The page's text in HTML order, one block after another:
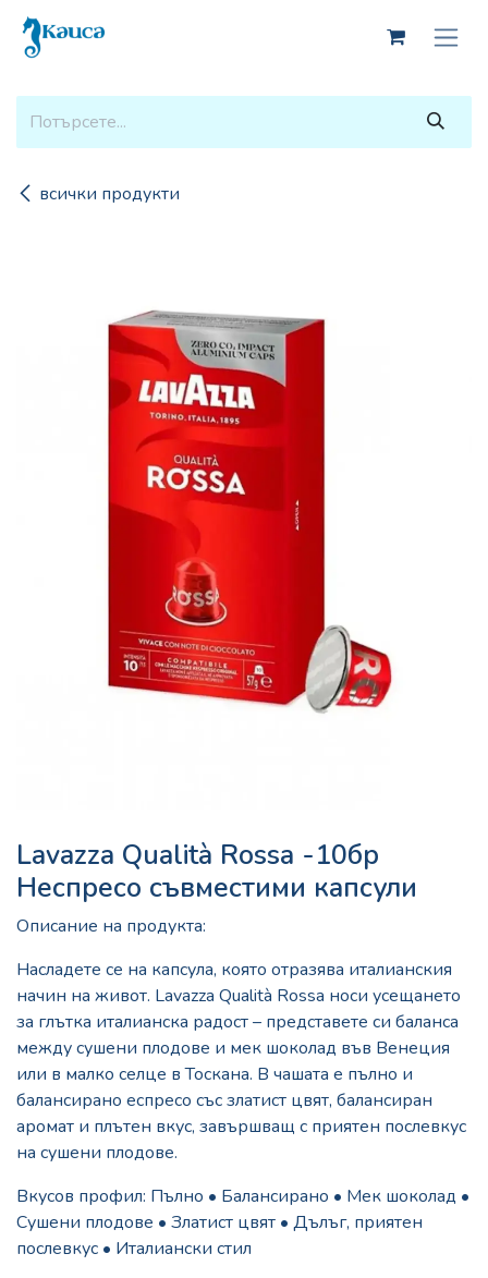
Skip to Content
всички продукти
Lavazza Qualità Rossa -10бр
Неспресо съвместими капсули
Описание на продукта:
Насладете се на капсула, която отразява италианския
начин на живот. Lavazza Qualità Rossa носи усещането
за глътка италианска радост – представете си баланса
между сушени плодове и мек шоколад във Венеция
или в малко селце в Тоскана. В чашата е пълно и
балансирано еспресо със златист цвят, балансиран
аромат и плътен вкус, завършващ с приятен послевкус
на сушени плодове.
Вкусов профил: Пълно • Балансирано • Мек шоколад •
Сушени плодове • Златист цвят • Дълъг, приятен
послевкус • Италиански стил